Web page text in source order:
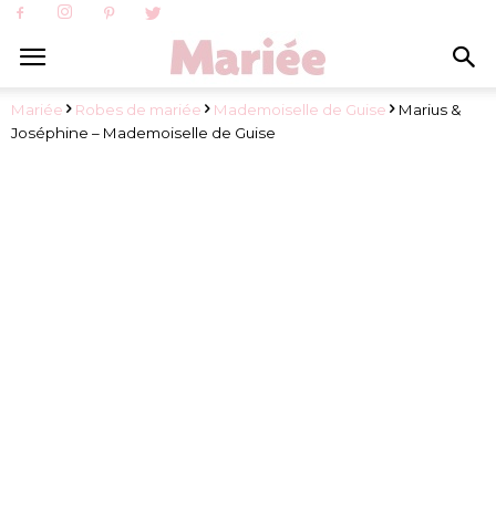
Mariée Robes de mariée Mademoiselle de Guise
Marius &
Joséphine – Mademoiselle de Guise